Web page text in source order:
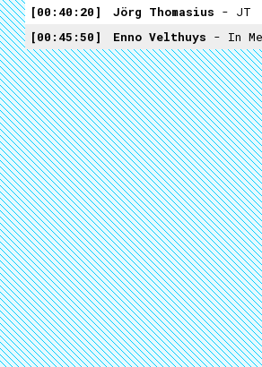
00:40:20
Jörg Thomasius - JT
00:45:50
Enno Velthuys - In